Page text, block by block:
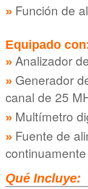
Función de
Equipado
Analizador
Generador
canal de 25
Multímetro
Fuente de
Qué Incluye: